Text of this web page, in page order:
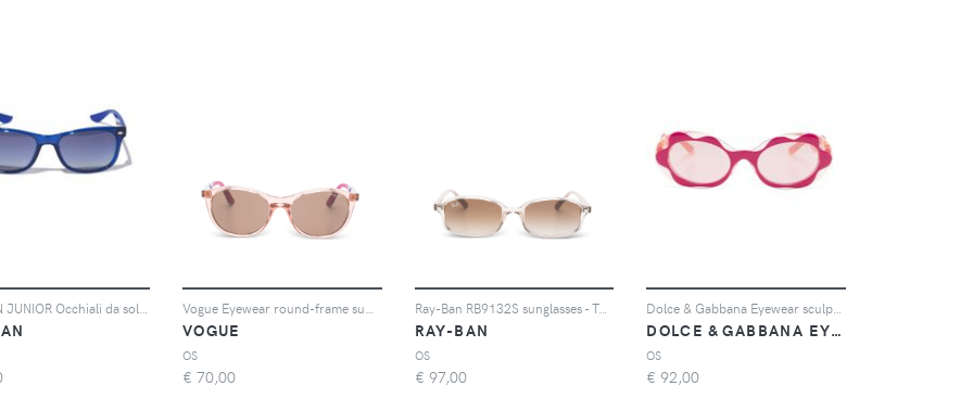
RAY-BAN JUNIOR Occhiali da sole semi trasparenti - Blu Vogue Eyewear round-frame sunglasses - Rosa
VOGUE
OS
€ 70,00
Ray-Ban RB9132S sunglasses - Toni neutri
RAY-BAN
OS
€ 97,00
Dolce & Gabbana Eyewear sculpted oval-frame sunglasses - Rosa
DOLCE & GABBANA EYEWEAR
OS
€ 92,00